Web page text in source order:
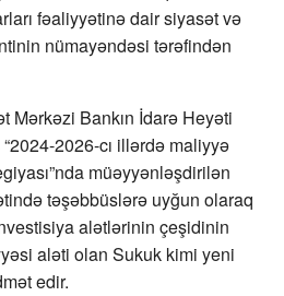
fəaliyyətinə dair siyasət və
nümayəndəsi tərəfindən
Mərkəzi Bankın İdarə Heyəti
2026-cı illərdə maliyyə
müəyyənləşdirilən
təşəbbüslərə uyğun olaraq
alətlərinin çeşidinin
aləti olan Sukuk kimi yeni
edir.